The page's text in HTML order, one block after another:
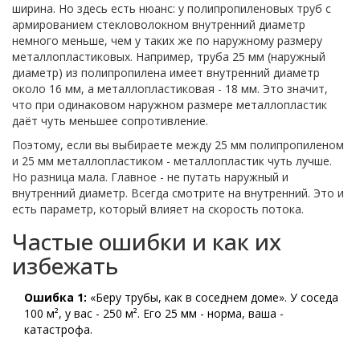
ширина. Но здесь есть нюанс: у полипропиленовых труб с
армированием стекловолокном внутренний диаметр
немного меньше, чем у таких же по наружному размеру
металлопластиковых. Например, труба 25 мм (наружный
диаметр) из полипропилена имеет внутренний диаметр
около 16 мм, а металлопластиковая - 18 мм. Это значит,
что при одинаковом наружном размере металлопластик
даёт чуть меньшее сопротивление.
Поэтому, если вы выбираете между 25 мм полипропиленом
и 25 мм металлопластиком - металлопластик чуть лучше.
Но разница мала. Главное - не путать наружный и
внутренний диаметр. Всегда смотрите на внутренний. Это и
есть параметр, который влияет на скорость потока.
Частые ошибки и как их
избежать
Ошибка 1: «Беру трубы, как в соседнем доме». У соседа
100 м², у вас - 250 м². Его 25 мм - норма, ваша -
катастрофа.